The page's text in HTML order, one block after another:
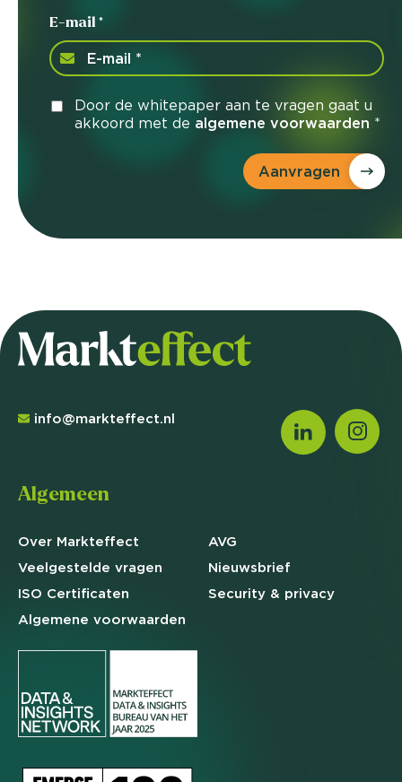
E-mail *
Door de whitepaper aan te vragen gaat u
akkoord met de algemene voorwaarden *
Aanvragen
info@markteffect.nl
Algemeen
Over Markteffect
Veelgestelde vragen
ISO Certificaten
Algemene voorwaarden
AVG
Nieuwsbrief
Security & privacy